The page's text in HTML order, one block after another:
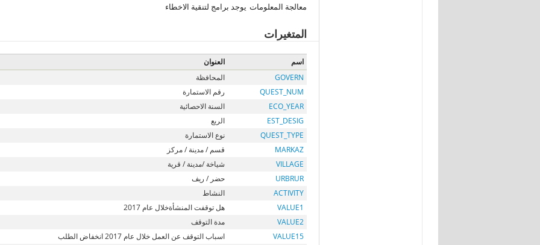
معالجة المعلومات يوجد برامج لتنقية الاخطاء
المتغيرات
اسم العنوان
GOVERN
المحافظة
QUEST_NUM
رقم الاستمارة
ECO_YEAR
السنة الاحصائية
EST_DESIG
الربع
QUEST_TYPE
نوع الاستمارة
MARKAZ
قسم / مدينة / مركز
VILLAGE
شياخة /مدينة / قرية
URBRUR
حضر / ريف
ACTIVITY
النشاط
VALUE1
هل توقفت المنشأةخلال عام 2017
VALUE2
مدة التوقف
VALUE15
اسباب التوقف عن العمل خلال عام 2017 انخفاض الطلب